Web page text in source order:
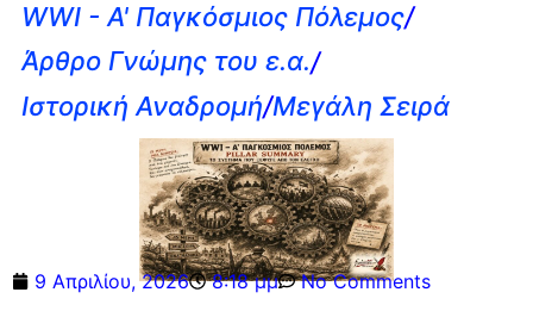
WWI - A' Παγκόσμιος Πόλεμος/
Άρθρο Γνώμης του ε.α./
Ιστορική Αναδρομή/Μεγάλη Σειρά
9 Απριλίου, 2026 8:18 μμ No Comments